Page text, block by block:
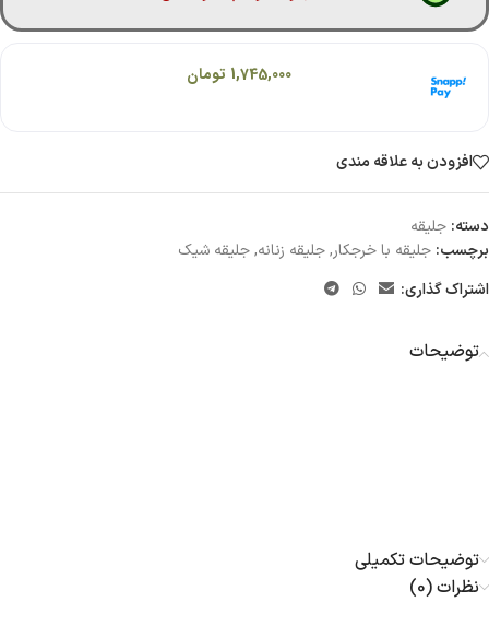
1,745,000 تومان
افزودن به علاقه مندی
دسته: جلیقه
برچسب: جلیقه با خرجکار,جلیقه زنانه,جلیقه شیک
اشتراک گذاری:
توضیحات
توضیحات تکمیلی
نظرات (0)